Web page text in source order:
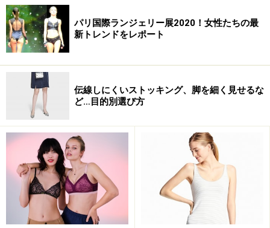
パリ国際ランジェリー展2020！女性たちの最
新トレンドをレポート
伝線しにくいストッキング、脚を細く見せるな
ど…目的別選び方